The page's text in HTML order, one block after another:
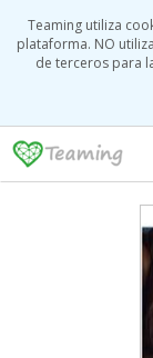
Teaming utiliza
plataforma. NO
de terceros para